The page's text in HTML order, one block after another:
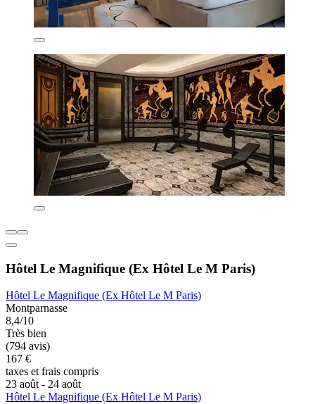
Hôtel Le Magnifique (Ex Hôtel Le M Paris)
Hôtel Le Magnifique (Ex Hôtel Le M Paris)
Montparnasse
8,4/10
Très bien
(794 avis)
167 €
taxes et frais compris
23 août - 24 août
Hôtel Le Magnifique (Ex Hôtel Le M Paris)